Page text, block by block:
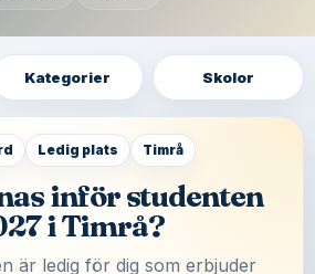
Kategorier Skolor
Ledig plats Timrå
inför studenten
i Timrå?
är ledig för dig som erbjuder